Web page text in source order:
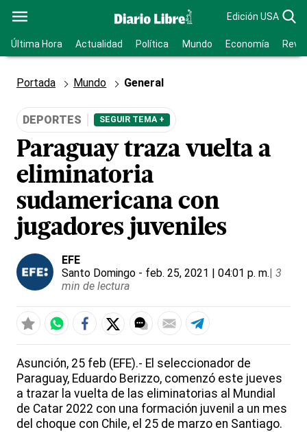
Edición USA
Última Hora Actualidad Política Mundo Economía
Portada Mundo General
DEPORTES SEGUIR TEMA +
Paraguay traza vuelta a
eliminatoria
sudamericana con
jugadores juveniles
EFE
Santo Domingo - feb. 25, 2021 | 04:01 p. m.| 3
min de lectura
Asunción, 25 feb (EFE).- El seleccionador de
Paraguay, Eduardo Berizzo, comenzó este jueves
a trazar la vuelta de las eliminatorias al Mundial
de Catar 2022 con una formación juvenil a un mes
del choque con Chile, el 25 de marzo en Santiago.